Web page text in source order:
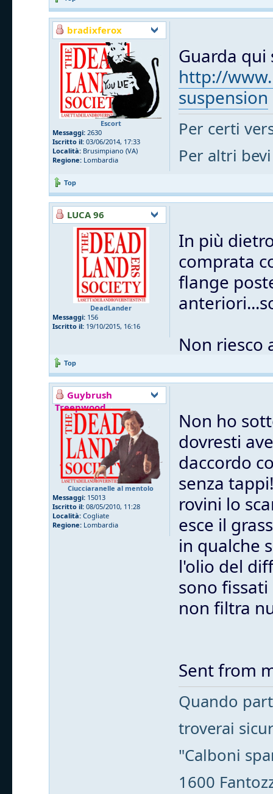
bradixferox
Escort
Messaggi: 2630
Iscritto il: 03/06/2014, 17:33
Località: Brusimpiano (VA)
Regione: Lombardia
Guarda qui
http://
suspension
Per certi
Per altri bevi
Top
LUCA 96
DeadLander
Messaggi: 156
Iscritto il: 19/10/2015, 16:16
In più
comprata
flange
Non riesco
Top
Guybrush
Treepwood
Ciucciaranelle al mentolo
Messaggi: 15013
Iscritto il: 08/05/2010, 11:28
Località: Cogliate
Regione: Lombardia
Non ho
dovresti
daccordo
senza
rovini lo
esce il
in qualche
l'olio del
sono
non filtra
Sent from
Quando
troverai
"Calboni
1600